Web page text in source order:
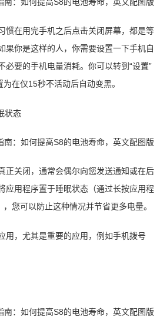
惯在用完手机之后点击关闭屏幕，都是等
果你是这样的人，你需要设置一下手机自
必要的手机电量消耗。你可以转到“设置”
在仅15秒不活动后自动变黑。
状态
正关闭，通常会偶尔向您发送通知或在后
应用程序置于睡眠状态（通过长按应用程
您可以防止这种情况并节省更多电量。
用，尤其是重要的应用，例如手机拨号